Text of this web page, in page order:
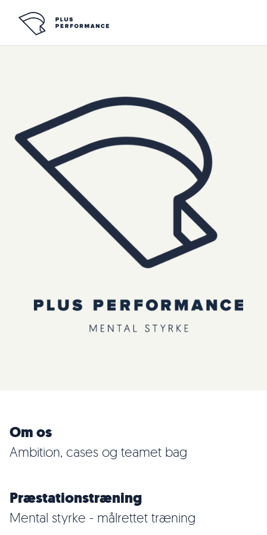
Om os
Ambition, cases og teamet bag
Præstationstræning
Mental styrke - målrettet træning